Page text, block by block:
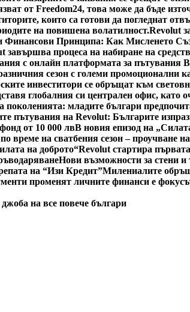
от Freedom24, това може да бъде
които са готови да погледнат
на повишена волатилност.Revolut
Финансови Принципа: Как Мисленето
завършва процеса на набиране на
с онлайн платформата за пътувания
сезон с големи промоционални
инвеститори се обръщат към
глобалния си централен офис, като
поколенията: младите българи
пътувания на Revolut: Българите
от 10 000 лвВ новия епизод на
време на сватбения сезон – проучване
на доброто“Revolut стартира
Нови възможности за стени
на “Изи Кредит”Милениалите
променят личните финанси е
на все повече българи